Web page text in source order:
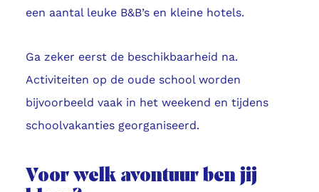
een aantal leuke B&B’s en kleine hotels.
Ga zeker eerst de beschikbaarheid na.
Activiteiten op de oude school worden
bijvoorbeeld vaak in het weekend en tijdens
schoolvakanties georganiseerd.
Voor welk avontuur ben jij